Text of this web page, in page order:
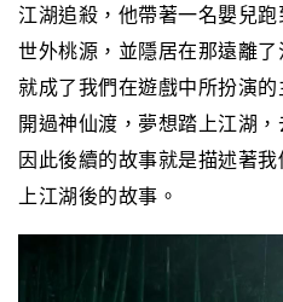
江湖追殺，他帶著一名嬰兒
世外桃源，並隱居在那遠離了
就成了我們在遊戲中所扮演的
開過神仙渡，夢想踏上江湖
因此後續的故事就是描述著
上江湖後的故事。